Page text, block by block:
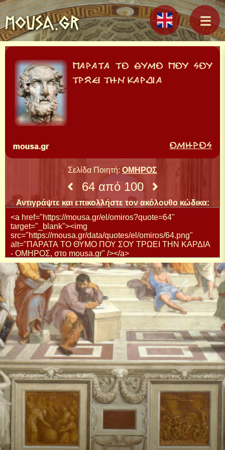
MOUSA.GR
Σελίδα Ποιητή: ΟΜΗΡΟΣ
64 από 100
Αντιγράψτε και επικολλήστε τον ακόλουθο κώδικα: